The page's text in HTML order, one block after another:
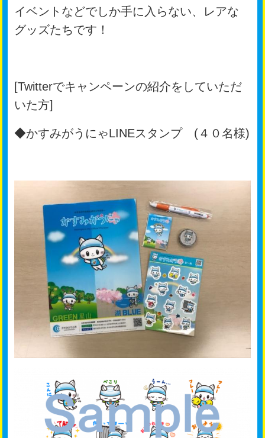
イベントなどでしか手に入らない、レアな
グッズたちです！
[Twitterでキャンペーンの紹介をしていただ
いた方]
◆かすみがうにゃLINEスタンプ (４０名様)